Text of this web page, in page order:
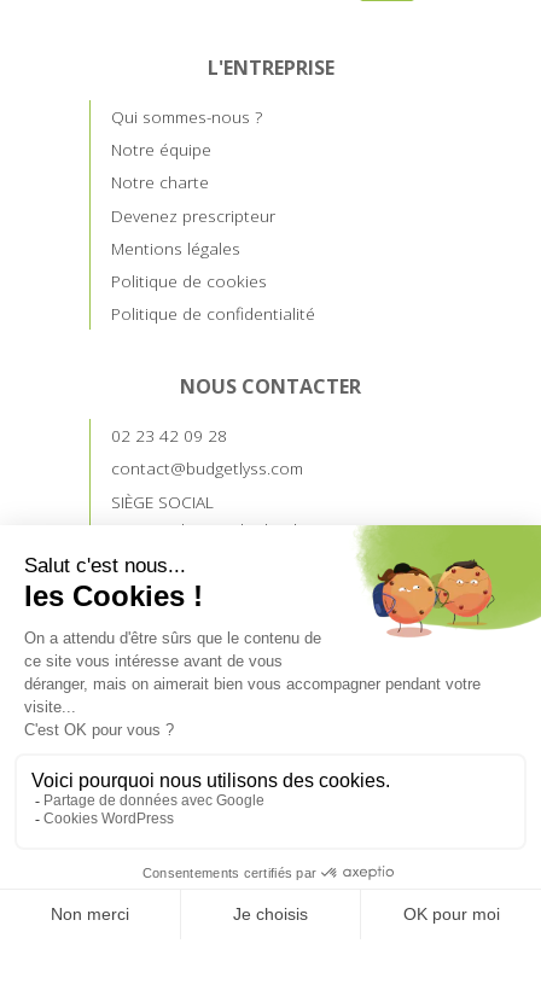
L'ENTREPRISE
Qui sommes-nous ?
Notre équipe
Notre charte
Devenez prescripteur
Mentions légales
Politique de cookies
Politique de confidentialité
NOUS CONTACTER
02 23 42 09 28
contact@budgetlyss.com
SIÈGE SOCIAL
121 rue du Temple de Blosnes
35136 SAINT JACQUES DE LA LANDE
NOS PARTENAIRES
Devenez prescripteur
UN CRÉDIT VOUS ENGAGE ET DOIT ÊTRE
AVANT DE VOUS ENGAGER.
Aucun versement de quelque nature que ce soit, ne peut